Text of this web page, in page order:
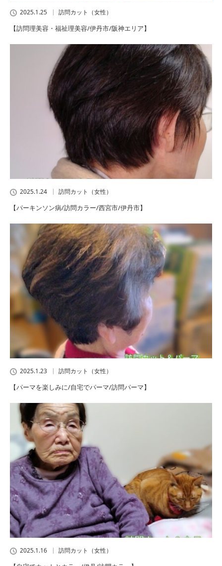
2025.1.25 訪問カット（女性）
【訪問理美容・福祉理美容/伊丹市/阪神エリア】
2025.1.24 訪問カット（女性）
【パーキンソン病/訪問カラー/西宮市/伊丹市】
2025.1.23 訪問カット（女性）
【パーマを楽しみに/自宅でパーマ/訪問パーマ】
2025.1.16 訪問カット（女性）